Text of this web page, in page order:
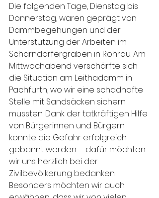
Die folgenden Tage, Dienstag bis
Donnerstag, waren geprägt von
Dammbegehungen und der
Unterstützung der Arbeiten im
Scharndorfergraben in Rohrau. Am
Mittwochabend verschärfte sich
die Situation am Leithadamm in
Pachfurth, wo wir eine schadhafte
Stelle mit Sandsäcken sichern
mussten. Dank der tatkräftigen Hilfe
von Bürgerinnen und Bürgern
konnte die Gefahr erfolgreich
gebannt werden – dafür möchten
wir uns herzlich bei der
Zivilbevölkerung bedanken.
Besonders möchten wir auch